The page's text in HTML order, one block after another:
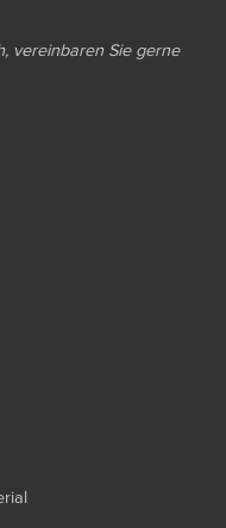
vereinbaren Sie gerne